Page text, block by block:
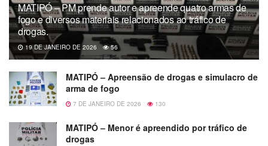
MATIPÓ – PM prende autor e apreende quatro armas de
fogo e diversos materiais relacionados ao tráfico de
drogas.
19 DE JANEIRO DE 2026 56
MATIPÓ – Apreensão de drogas e simulacro de
arma de fogo
7 DE JANEIRO DE 2026 130
MATIPÓ – Menor é apreendido por tráfico de
drogas